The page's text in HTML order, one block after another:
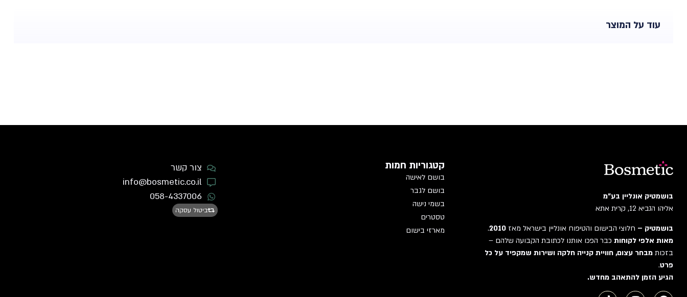
עוד על המוצר
בושמטיק אונליין בע"מ
אליהו הנביא 12, קרית אתא
בושמטיק – חלוצי הבישום והטיפוח אונליין בישראל מאז 2010
.
מאות אלפי לקוחות כבר הפכו אותנו לכתובת הקבועה שלהם –
בזכות מבחר עצום, חוויית קנייה חלקה ושירות שמקפיד על כל
פרט.
הגיע הזמן להתאהב מחדש.
קטגוריות חמות
בושם לאישה
בושם לגבר
בשמי נישה
טסטרים
מארזי בישום
צור קשר
info@bosmetic.co.il
058-4337006
ביטול עסקה